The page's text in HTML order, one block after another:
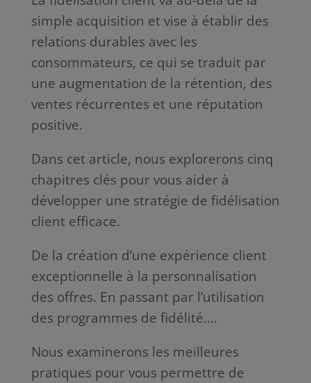
simple acquisition et vise à établir des
relations durables avec les
consommateurs, ce qui se traduit par
une augmentation de la rétention, des
ventes récurrentes et une réputation
positive.
Dans cet article, nous explorerons cinq
chapitres clés pour vous aider à
développer une stratégie de fidélisation
client efficace.
De la création d’une expérience client
exceptionnelle à la personnalisation
des offres. En passant par l’utilisation
des programmes de fidélité….
Nous examinerons les meilleures
pratiques pour vous permettre de